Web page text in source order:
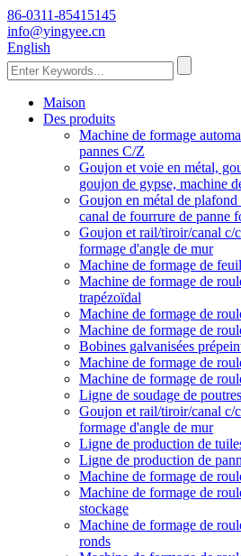
86-0311-85415145
info@yingyee.cn
English
Maison
Des produits
Machine de formage
pannes C/Z
Goujon et voie en métal,
goujon de gypse, machine
Goujon en métal de
canal de fourrure de panne
Goujon et rail/tiroir/canal c/
formage d'angle de mur
Machine de formage de
Machine de formage de
trapézoïdal
Machine de formage de
Machine de formage de
Bobines galvanisées
Machine de formage de
Machine de formage de
Ligne de soudage de
Goujon et rail/tiroir/canal c/
formage d'angle de mur
Ligne de production de
Ligne de production de
Machine de formage de
Machine de formage de
stockage
Machine de formage de
ronds